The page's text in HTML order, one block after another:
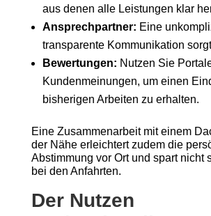
aus denen alle Leistungen klar
Ansprechpartner: Eine
transparente Kommunikation
Bewertungen: Nutzen Sie
Kundenmeinungen, um einen
bisherigen Arbeiten zu erhalten.
Eine Zusammenarbeit mit einem
der Nähe erleichtert zudem die
Abstimmung vor Ort und spart nicht
bei den Anfahrten.
Der Nutzen